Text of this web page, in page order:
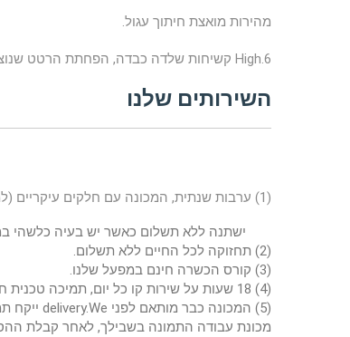
מהירות מואצת חיתוך עגול.
6.High קשיחות שלדה כבדה, הפחתת הרטט שנוצר במהלך חיתוך במהירות גבוהה מאוד.
השירותים שלנו
(1) ערבות שנתית, המכונה עם חלקים עיקריים (למעט חומרים מתכלים)
ישתנה ללא תשלום כאשר יש בעיה כלשהי
(2) תחזוקה לכל החיים ללא תשלום.
(3) קורס הכשרה חינם במפעל שלנו.
(4) 18 שעות על שירות קו כל יום, תמיכה טכנית חינם.
(5) המכונה כבר מותאם לפני delivery.We ייקח תמונות מחשב ולעשות
מכונת עבודה התמונה בשבילך, לאחר קבלת